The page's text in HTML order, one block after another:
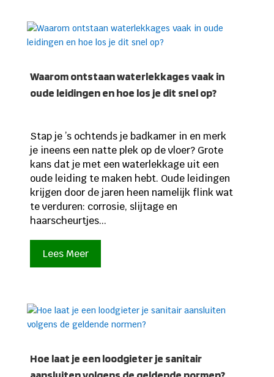
Waarom ontstaan waterlekkages vaak in
oude leidingen en hoe los je dit snel op?
Stap je ’s ochtends je badkamer in en merk
je ineens een natte plek op de vloer? Grote
kans dat je met een waterlekkage uit een
oude leiding te maken hebt. Oude leidingen
krijgen door de jaren heen namelijk flink wat
te verduren: corrosie, slijtage en
haarscheurtjes...
Lees Meer
Hoe laat je een loodgieter je sanitair